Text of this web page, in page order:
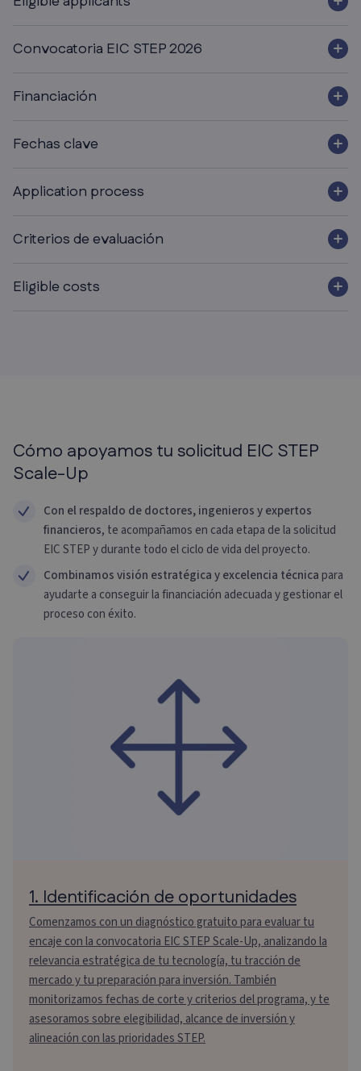
Convocatoria EIC STEP 2026
Financiación
Fechas clave
Application process
Criterios de evaluación
Eligible costs
Cómo apoyamos tu solicitud EIC STEP
Scale-Up
Con el respaldo de doctores, ingenieros y expertos
financieros, te acompañamos en cada etapa de la solicitud
EIC STEP y durante todo el ciclo de vida del proyecto.
Combinamos visión estratégica y excelencia técnica para
ayudarte a conseguir la financiación adecuada y gestionar el
proceso con éxito.
1. Identificación de oportunidades
Comenzamos con un diagnóstico gratuito para evaluar tu
encaje con la convocatoria EIC STEP Scale-Up, analizando la
relevancia estratégica de tu tecnología, tu tracción de
mercado y tu preparación para inversión. También
monitorizamos fechas de corte y criterios del programa, y te
asesoramos sobre elegibilidad, alcance de inversión y
alineación con las prioridades STEP.